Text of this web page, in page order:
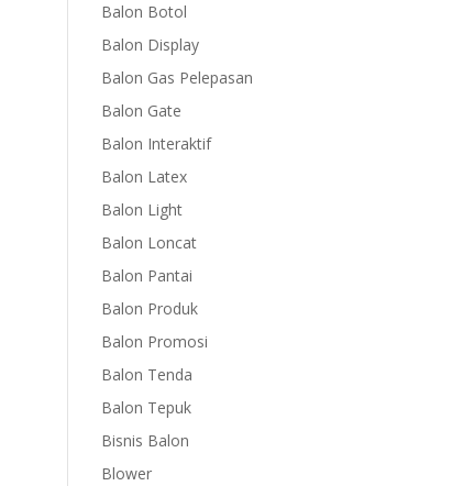
Balon Botol
Balon Display
Balon Gas Pelepasan
Balon Gate
Balon Interaktif
Balon Latex
Balon Light
Balon Loncat
Balon Pantai
Balon Produk
Balon Promosi
Balon Tenda
Balon Tepuk
Bisnis Balon
Blower